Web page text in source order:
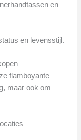
en
en levensstijl.
flamboyante
maar ook om